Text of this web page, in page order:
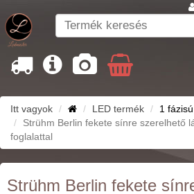
Itt vagyok LED termék
1
Strühm Berlin fekete sínre szerelhető
foglalattal
Strühm Berlin fekete